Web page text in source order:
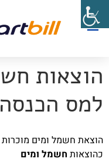
הוצאות
למס
כהוצאות חשמל ומים